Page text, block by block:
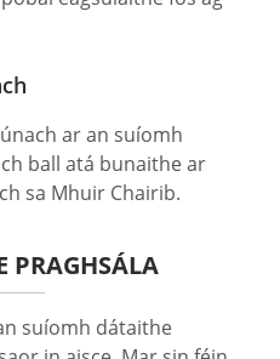
ar an suíomh
ball atá bunaithe ar
sa Mhuir Chairib.
PRAGHSÁLA
suíomh dátaithe